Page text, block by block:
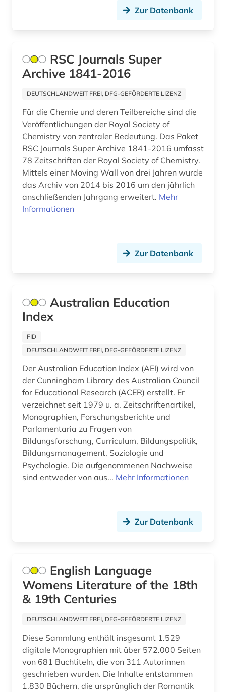
anorganische chemie (1)
antarktis (5)
anthologie (9)
anthropogeographie (1)
anthropologie (11)
anthropologische linguistik (1)
antijüdische propaganda (1)
antisemitismus (1)
antisemitismusforschung (1)
anwendungssoftware (1)
anästhesie (1)
apologetik (1)
aquakultur (10)
aquarell (1)
arabische staaten (1)
arabistik (2)
arbeit (4)
arbeiterbewegung (1)
arbeitnehmervertretung (1)
arbeitsbedingungen und -politik (1)
arbeitsfeld (1)
Mecklenburg-Vorpommern (4)
Mittelamerika (7)
Moldawien (6)
Monaco (1)
Montenegro (8)
Niederlande (12)
Niedersachsen (4)
Nordamerika (6)
Ostasien (3)
Ostmitteleuropa (8)
Palaestina (2)
Polen (11)
Portugal (7)
Rheinland-Pfalz (4)
Roemisches Reich (8)
Rumänien (6)
Schleswig-Holstein (4)
Schweden (53)
Schweiz (25)
Serbien (7)
Skandinavien (5)
Slowakei (10)
Zur Datenbank
RSC Journals Super
Archive 1841-2016
DEUTSCHLANDWEIT FREI, DFG-GEFÖRDERTE LIZENZ
Für die Chemie und deren Teilbereiche sind die
Veröffentlichungen der Royal Society of
Chemistry von zentraler Bedeutung. Das Paket
RSC Journals Super Archive 1841-2016 umfasst
78 Zeitschriften der Royal Society of Chemistry.
Mittels einer Moving Wall von drei Jahren wurde
das Archiv von 2014 bis 2016 um den jährlich
anschließenden Jahrgang erweitert. Mehr
Informationen
Zur Datenbank
Australian Education
Index
FID
DEUTSCHLANDWEIT FREI, DFG-GEFÖRDERTE LIZENZ
Der Australian Education Index (AEI) wird von
der Cunningham Library des Australian Council
for Educational Research (ACER) erstellt. Er
verzeichnet seit 1979 u. a. Zeitschriftenartikel,
Monographien, Forschungsberichte und
Parlamentaria zu Fragen von
Bildungsforschung, Curriculum, Bildungspolitik,
Bildungsmanagement, Soziologie und
Psychologie. Die aufgenommenen Nachweise
sind entweder von aus... Mehr Informationen
Zur Datenbank
English Language
Womens Literature of the 18th
& 19th Centuries
DEUTSCHLANDWEIT FREI, DFG-GEFÖRDERTE LIZENZ
Diese Sammlung enthält insgesamt 1.529
digitale Monographien mit über 572.000 Seiten
von 681 Buchtiteln, die von 311 Autorinnen
geschrieben wurden. Die Inhalte entstammen
1.830 Büchern, die ursprünglich der Romantik